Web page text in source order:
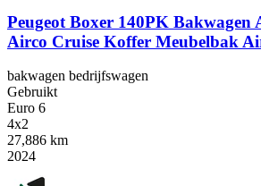
Peugeot Boxer 140PK Bakwagen
Airco Cruise Koffer Meubelbak
bakwagen bedrijfswagen
Gebruikt
Euro 6
4x2
27,886 km
2024